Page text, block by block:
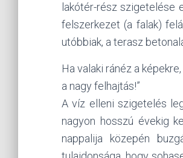
lakótér-rész szigetelése
felszerkezet (a falak)
utóbbiak, a terasz
Ha valaki ránéz a
a nagy felhajtás!”
A víz elleni szigetelés
nagyon hosszú évekig
nappalija közepén